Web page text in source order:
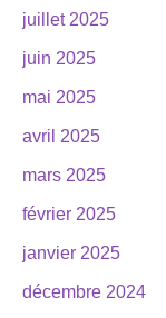
juillet 2025
juin 2025
mai 2025
avril 2025
mars 2025
février 2025
janvier 2025
décembre 2024